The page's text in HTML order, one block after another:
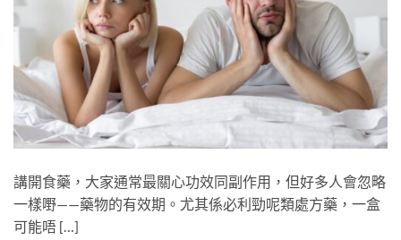
講開食藥，大家通常最關心功效同副作用，但好多人會忽略
一樣嘢——藥物的有效期。尤其係必利勁呢類處方藥，一盒
可能唔 […]